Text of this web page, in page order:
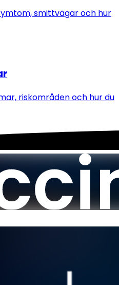
smittvägar och hur
riskområden och hur du